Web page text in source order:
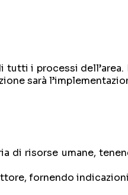
i processi dell’area.
sarà
di risorse umane,
fornendo